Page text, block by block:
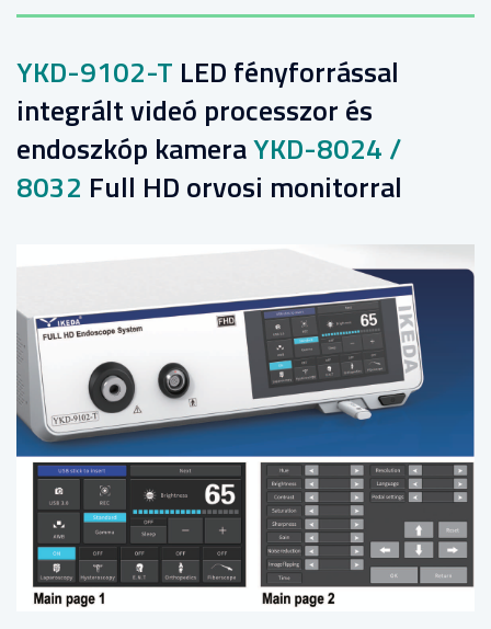
YKD-9102-T LED fényforrással
integrált videó processzor és
endoszkóp kameraYKD-8024 /
8032 Full HD orvosi monitorral